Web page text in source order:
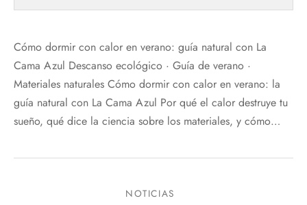
Cómo dormir con calor en verano: guía natural con La
Cama Azul Descanso ecológico · Guía de verano ·
Materiales naturales Cómo dormir con calor en verano: la
guía natural con La Cama Azul Por qué el calor destruye tu
sueño, qué dice la ciencia sobre los materiales, y cómo…
NOTICIAS